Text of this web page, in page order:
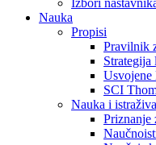
Izbori
Nauka
Propisi
Pravilnik
Strategija
Usvojene
SCI
Nauka i
Priznanje